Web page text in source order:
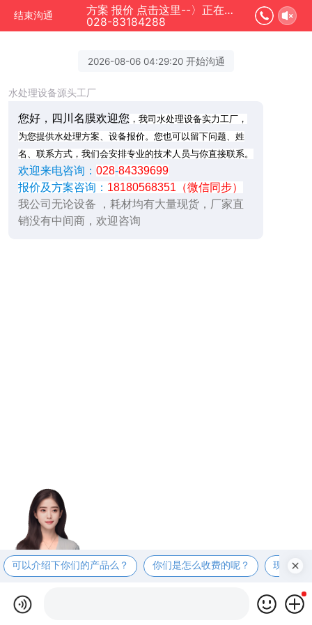
结束沟通
方案 报价 点击这里--〉正在为您服务
028-83184288
2026-08-06 04:29:20 开始沟通
水处理设备源头工厂
您好，四川名膜欢迎您 ，我司水处理设备实力工厂，
为您提供水处理方案、设备报价。您也可以留下问题、姓
名、联系方式，我们会安排专业的技术人员与你直接联系。
欢迎来电咨询： 028-84339699
报价及方案咨询： 18180568351（微信同步）
我公司无论设备 ，耗材均有大量现货，厂家直
销没有中间商，欢迎咨询
可以介绍下你们的产品么？ 你们是怎么收费的呢？ 现在有